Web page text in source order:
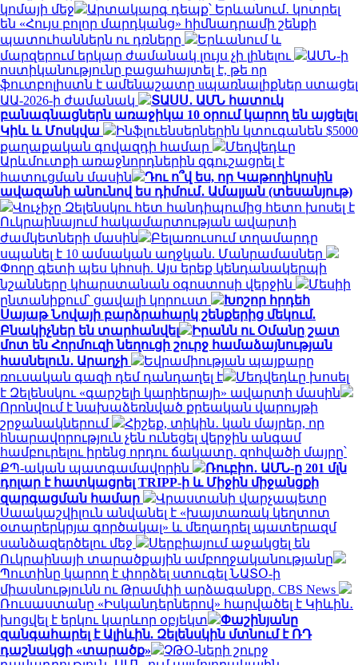
կոմայի մեջ
Արտակարգ դեպք՝ Երևանում․ կոտրել
են «Հույս բոլոր մարդկանց» հիմնադրամի շենքի
պատուհաններն ու դռները
Երևանում և
մարզերում երկար ժամանակ լույս չի լինելու
ԱՄՆ-ի
ոստիկանությունը բացահայտել է, թե որ
ֆուտբոլիստն է ամենաշատը uպառնալիքներ ստացել
ԱԱ-2026-ի ժամանակ
ՏԱՍՍ․ ԱՄՆ հատուկ
բանագնացներն առաջիկա 10 օրում կարող են այցելել
Կիև և Մոսկվա
Ինֆլուենսերներին կտուգանեն $5000
քաղաքական գովազդի համար
Մեդվեդևը
Արևմուտքի առաջնորդներին զգուշացրել է
հատուցման մասին
Դու ո՞վ ես, որ Կաթողիկոսին
ավազանի անունով ես դիմում․ Ամալյան (տեսանյութ)
Վուչիչը Զելենսկու հետ հանդիպումից հետո խոսել է
Ուկրաինայում հակամարտության ավարտի
ժամկետների մասին
Բելառուսում տղամարդը
սպանել է 10 ամսական աղջկան. Մանրամասներ
Փողը գետի պես կհոսի. Այս երեք կենդանակերպի
նշանները կհարստանան օգոստոսի վերջին
Մեսիի
ընտանիքում՝ ցավալի կորուստ
Խոշոր հրդեհ
Սայաթ Նովայի բարձրահարկ շենքերից մեկում.
Բնակիչներ են տարհանվել
Իրանն ու Օմանը շատ
մոտ են Հորմուզի նեղուցի շուրջ համաձայնության
հասնելուն․ Արաղչի
Եվրամիության պայքարը
ռուսական գազի դեմ դանդաղել է
Մեդվեդևը խոսել
է Զելենսկու «գարշելի կարիերայի» ավարտի մասին
Որոնվում է նախաձեռնված քրեական վարույթի
շրջանակներում
Հիշեք, տիկին․ կան մայրեր, որ
հնարավորություն չեն ունեցել վերջին անգամ
համբուրելու իրենց որդու ճակատը. զոհվածի մայրը՝
ՔՊ-ական պատգամավորին
Ռուբիո․ ԱՄՆ-ը 201 մլն
դոլար է հատկացրել TRIPP-ի և Միջին միջանցքի
զարգացման համար
Վրաստանի վարչապետը
Սաակաշվիլուն անվանել է «խայտառակ կեղտոտ
օտարերկրյա գործակալ» և մեղադրել պատերազմ
սանձազերծելու մեջ
Սերբիայում աջակցել են
Ուկրաինայի տարածքային ամբողջականությանը
Պուտինը կարող է փորձել ստուգել ՆԱՏՕ-ի
միասնությունն ու Թրամփի արձագանքը. CBS News
Ռուսաստանը «Իսկանդերներով» հարվածել է Կիևին․
խոցվել է երկու կարևոր օբյեկտ
Փաշինյանը
զանգահարել է Ալիևին. Զելենսկին մտնում է ՌԴ
դաշնակցի «տարածք»
ՉԹՕ-ների շուրջ